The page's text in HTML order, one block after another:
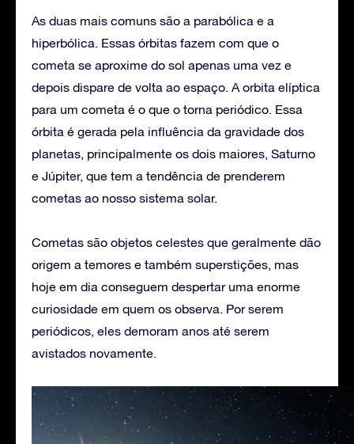
As duas mais comuns são a parabólica e a
hiperbólica. Essas órbitas fazem com que o
cometa se aproxime do sol apenas uma vez e
depois dispare de volta ao espaço. A orbita elíptica
para um cometa é o que o torna periódico. Essa
órbita é gerada pela influência da gravidade dos
planetas, principalmente os dois maiores, Saturno
e Júpiter, que tem a tendência de prenderem
cometas ao nosso sistema solar.
Cometas são objetos celestes que geralmente dão
origem a temores e também superstições, mas
hoje em dia conseguem despertar uma enorme
curiosidade em quem os observa. Por serem
periódicos, eles demoram anos até serem
avistados novamente.